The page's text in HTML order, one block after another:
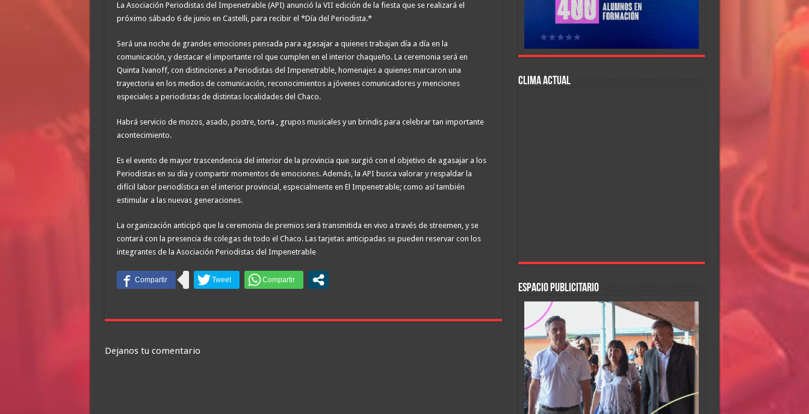
La Asociación Periodistas del Impenetrable (API) anunció la VII edición de la fiesta que se realizará el
próximo sábado 6 de junio en Castelli, para recibir el *Día del Periodista.*
Será una noche de grandes emociones pensada para agasajar a quienes trabajan día a día en la
comunicación, y destacar el importante rol que cumplen en el interior chaqueño. La ceremonia será en
Quinta Ivanoff, con distinciones a Periodistas del Impenetrable, homenajes a quienes marcaron una
trayectoria en los medios de comunicación, reconocimientos a jóvenes comunicadores y menciones
especiales a periodistas de distintas localidades del Chaco.
Habrá servicio de mozos, asado, postre, torta , grupos musicales y un brindis para celebrar tan importante
acontecimiento.
Es el evento de mayor trascendencia del interior de la provincia que surgió con el objetivo de agasajar a los
Periodistas en su día y compartir momentos de emociones. Además, la API busca valorar y respaldar la
difícil labor periodística en el interior provincial, especialmente en El Impenetrable; como así también
estimular a las nuevas generaciones.
La organización anticipó que la ceremonia de premios será transmitida en vivo a través de streemen, y se
contará con la presencia de colegas de todo el Chaco. Las tarjetas anticipadas se pueden reservar con los
integrantes de la Asociación Periodistas del Impenetrable
Dejanos tu comentario
CLIMA ACTUAL
ESPACIO PUBLICITARIO